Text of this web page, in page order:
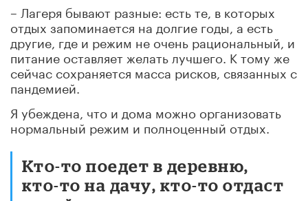
– Лагеря бывают разные: есть те, в которых
отдых запоминается на долгие годы, а есть
другие, где и режим не очень рациональный, и
питание оставляет желать лучшего. К тому же
сейчас сохраняется масса рисков, связанных с
пандемией.
Я убеждена, что и дома можно организовать
нормальный режим и полноценный отдых.
Кто-то поедет в деревню,
кто-то на дачу, кто-то отдаст